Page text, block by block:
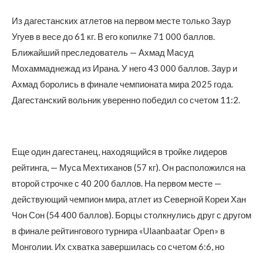
Из дагестанских атлетов на первом месте только Заур
Угуев в весе до 61 кг. В его копилке 71 000 баллов.
Ближайший преследователь — Ахмад Масуд
Мохаммаднежад из Ирана. У него 43 000 баллов. Заур и
Ахмад боролись в финале чемпионата мира 2025 года.
Дагестанский вольник уверенно победил со счетом 11:2.
Еще один дагестанец, находящийся в тройке лидеров
рейтинга, — Муса Мехтиханов (57 кг). Он расположился на
второй строчке с 40 200 баллов. На первом месте —
действующий чемпион мира, атлет из Северной Кореи Хан
Чон Сон (54 400 баллов). Борцы столкнулись друг с другом
в финале рейтингового турнира «Ulaanbaatar Open» в
Монголии. Их схватка завершилась со счетом 6:6, но